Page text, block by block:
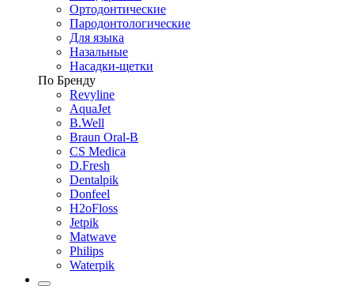
Ортодонтические
Пародонтологические
Для языка
Назальные
Насадки-щетки
По Бренду
Revyline
AquaJet
B.Well
Braun Oral-B
CS Medica
D.Fresh
Dentalpik
Donfeel
H2oFloss
Jetpik
Matwave
Philips
Waterpik